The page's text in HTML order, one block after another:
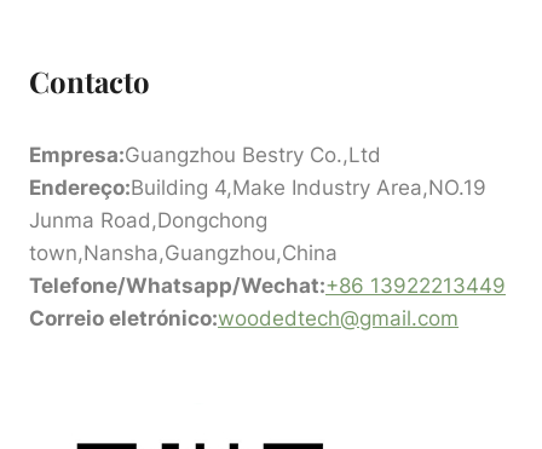
Contacto
Empresa:Guangzhou Bestry Co.,Ltd
Endereço:Building 4,Make Industry Area,NO.19
Junma Road,Dongchong
town,Nansha,Guangzhou,China
Telefone/Whatsapp/Wechat:+86 13922213449
Correio eletrónico:woodedtech@gmail.com